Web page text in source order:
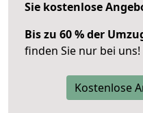
Sie kostenlose
Bis zu 60 % der
finden Sie nur bei uns!
Kostenlose